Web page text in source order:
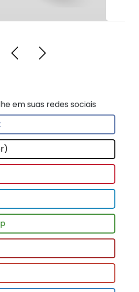
em suas redes sociais